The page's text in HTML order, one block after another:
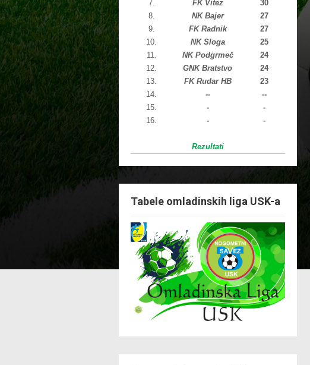
7.
FK Vitez
30
8.
NK Bajer
27
9.
FK Radnik
27
10.
NK Sloga
25
11.
NK Podgrmeč
24
12.
GNK Bratstvo
24
13.
FK Rudar HB
23
14.
--
--
15.
-
-
16.
- -
Rezultati
Tabele omladinskih liga USK-a